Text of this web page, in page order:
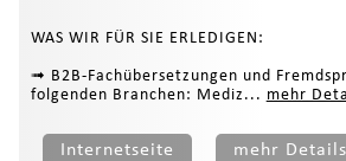
WAS WIR FÜR SIE ERLEDIGEN:
➟ B2B-Fachübersetzungen und
folgenden Branchen: Mediz... mehr
Internetseite mehr Details